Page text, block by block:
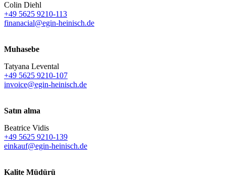
Colin Diehl
+49 5625 9210-113
finanacial@egin-heinisch.de
Muhasebe
Tatyana Levental
+49 5625 9210-107
invoice@egin-heinisch.de
Satın alma
Beatrice Vidis
+49 5625 9210-139
einkauf@egin-heinisch.de
Kalite Müdürü